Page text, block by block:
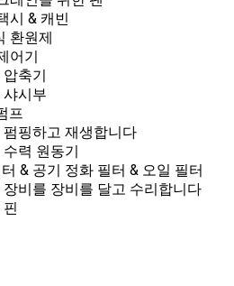
시 & 캐빈
환원제
어기
축기
샤시부
프
핑하고 재생합니다
력 원동기
& 공기 정화 필터 & 오일 필터
비를 장비를 달고 수리합니다